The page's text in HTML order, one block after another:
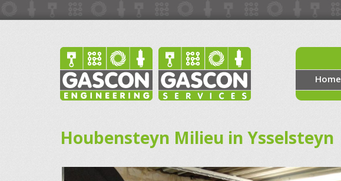
Home
Houbensteyn Milieu in Ysselsteyn